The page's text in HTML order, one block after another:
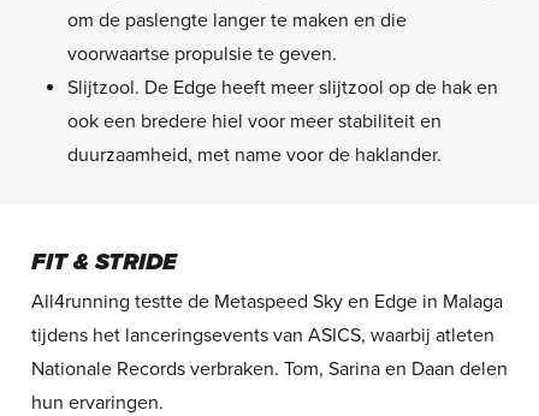
om de paslengte langer te maken en die
voorwaartse propulsie te geven.
Slijtzool. De Edge heeft meer slijtzool op de hak en
ook een bredere hiel voor meer stabiliteit en
duurzaamheid, met name voor de haklander.
FIT & STRIDE
All4running testte de Metaspeed Sky en Edge in Malaga
tijdens het lanceringsevents van ASICS, waarbij atleten
Nationale Records verbraken. Tom, Sarina en Daan delen
hun ervaringen.